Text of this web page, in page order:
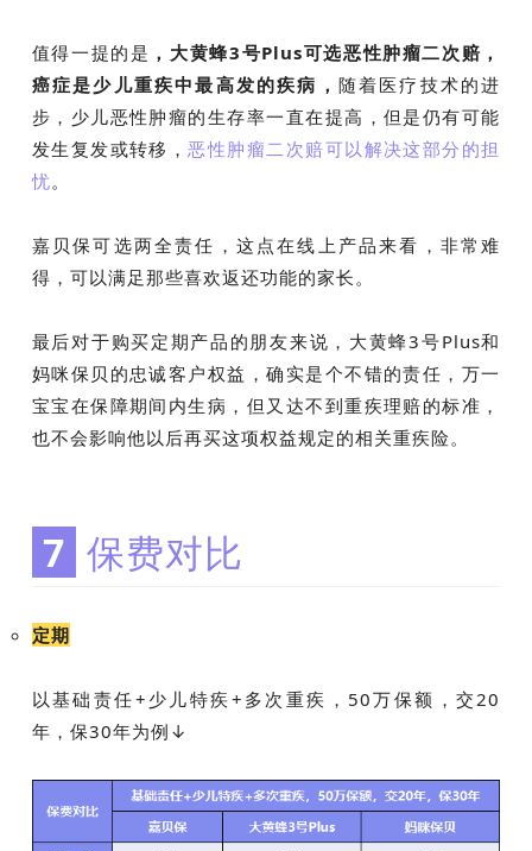
值得一提的是 ，大黄蜂3号Plus可选恶性肿瘤二次赔，
癌症是少儿重疾中最高发的疾病， 随着医疗技术的进
步，少儿恶性肿瘤的生存率一直在提高，但是仍有可能
发生复发或转移，恶性肿瘤二次赔可以解决这部分的担
忧。
嘉贝保可选两全责任，这点在线上产品来看，非常难
得，可以满足那些喜欢返还功能的家长。
最后对于购买定期产品的朋友来说，大黄蜂3号Plus和
妈咪保贝的忠诚客户权益，确实是个不错的责任，万一
宝宝在保障期间内生病，但又达不到重疾理赔的标准，
也不会影响他以后再买这项权益规定的相关重疾险。
7 保费对比
定期
以基础责任+少儿特疾+多次重疾，50万保额，交20
年，保30年为例↓